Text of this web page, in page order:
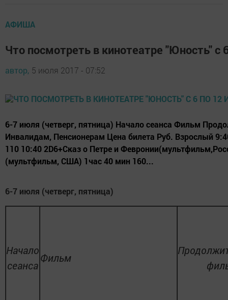
АФИША
Что посмотреть в кинотеатре "Юность" с
автор, 5 июля 2017 - 07:52
6-7 июля (четверг, пятница) Начало сеанса Фильм
Инвалидам, Пенсионерам Цена билета Руб. Взрослый
110 10:40 2D6+Сказ о Петре и
(мультфильм, США) 1час 40 мин 160...
6-7 июля (четверг, пятница)
Начало
сеанса
Фильм